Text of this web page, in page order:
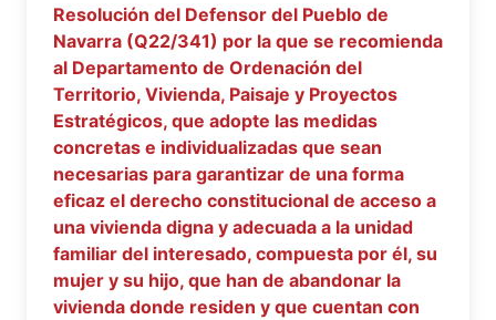
Resolución del Defensor del Pueblo de
Navarra (Q22/341) por la que se recomienda
al Departamento de Ordenación del
Territorio, Vivienda, Paisaje y Proyectos
Estratégicos, que adopte las medidas
concretas e individualizadas que sean
necesarias para garantizar de una forma
eficaz el derecho constitucional de acceso a
una vivienda digna y adecuada a la unidad
familiar del interesado, compuesta por él, su
mujer y su hijo, que han de abandonar la
vivienda donde residen y que cuentan con